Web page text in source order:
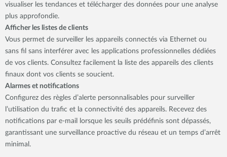
visualiser les tendances et télécharger des données pour une analyse
plus approfondie.
Afficher les listes de clients
Vous permet de surveiller les appareils connectés via Ethernet ou
sans fil sans interférer avec les applications professionnelles dédiées
de vos clients. Consultez facilement la liste des appareils des clients
finaux dont vos clients se soucient.
Alarmes et notifications
Configurez des règles d’alerte personnalisables pour surveiller
l’utilisation du trafic et la connectivité des appareils. Recevez des
notifications par e-mail lorsque les seuils prédéfinis sont dépassés,
garantissant une surveillance proactive du réseau et un temps d’arrêt
minimal.